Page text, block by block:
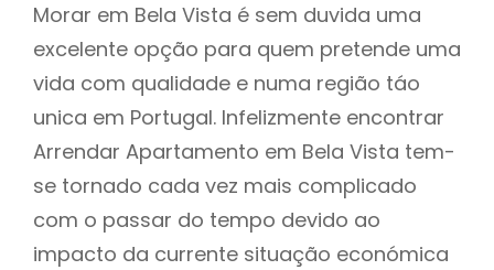
Morar em Bela Vista é sem duvida uma
excelente opção para quem pretende uma
vida com qualidade e numa região táo
unica em Portugal. Infelizmente encontrar
Arrendar Apartamento em Bela Vista tem-
se tornado cada vez mais complicado
com o passar do tempo devido ao
impacto da currente situação económica